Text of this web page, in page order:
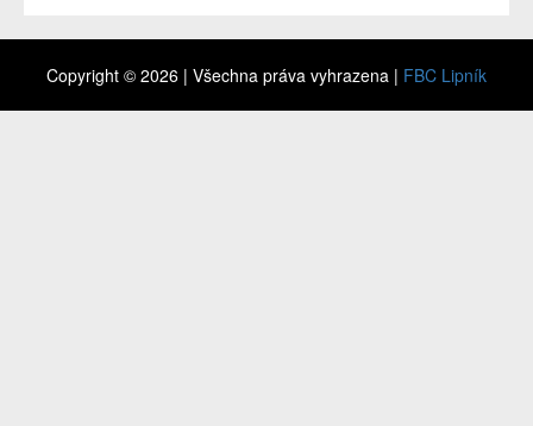
Copyright © 2026 | Všechna práva vyhrazena | FBC Lipník